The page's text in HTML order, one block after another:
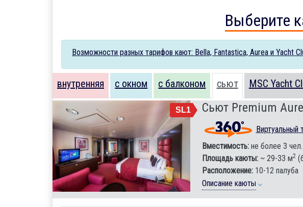
Выберите
Возможности разных тарифов кают: Bella, Fantastica, Aurea и Yacht
внутренняя с окном с балконом сьют MSC Yacht
SL1 Сьют Premium
Виртуальный
Вместимость:не более 3 чел.
Площадь каюты:~ 29-33 м2
Расположение:10-12 палуба
Описание каюты